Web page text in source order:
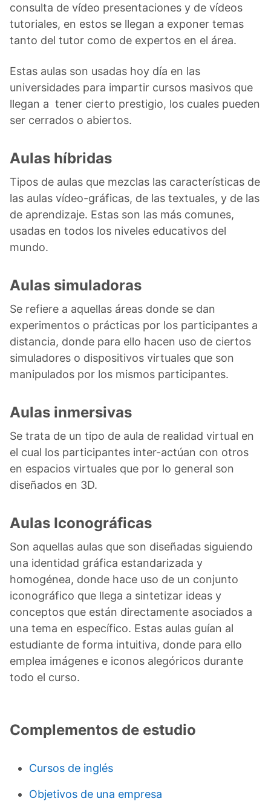
consulta de vídeo presentaciones y de vídeos
tutoriales, en estos se llegan a exponer temas
tanto del tutor como de expertos en el área.
Estas aulas son usadas hoy día en las
universidades para impartir cursos masivos que
llegan a tener cierto prestigio, los cuales pueden
ser cerrados o abiertos.
Aulas híbridas
Tipos de aulas que mezclas las características de
las aulas vídeo-gráficas, de las textuales, y de las
de aprendizaje. Estas son las más comunes,
usadas en todos los niveles educativos del
mundo.
Aulas simuladoras
Se refiere a aquellas áreas donde se dan
experimentos o prácticas por los participantes a
distancia, donde para ello hacen uso de ciertos
simuladores o dispositivos virtuales que son
manipulados por los mismos participantes.
Aulas inmersivas
Se trata de un tipo de aula de realidad virtual en
el cual los participantes inter-actúan con otros
en espacios virtuales que por lo general son
diseñados en 3D.
Aulas Iconográficas
Son aquellas aulas que son diseñadas siguiendo
una identidad gráfica estandarizada y
homogénea, donde hace uso de un conjunto
iconográfico que llega a sintetizar ideas y
conceptos que están directamente asociados a
una tema en específico. Estas aulas guían al
estudiante de forma intuitiva, donde para ello
emplea imágenes e iconos alegóricos durante
todo el curso.
Complementos de estudio
Cursos de inglés
Objetivos de una empresa